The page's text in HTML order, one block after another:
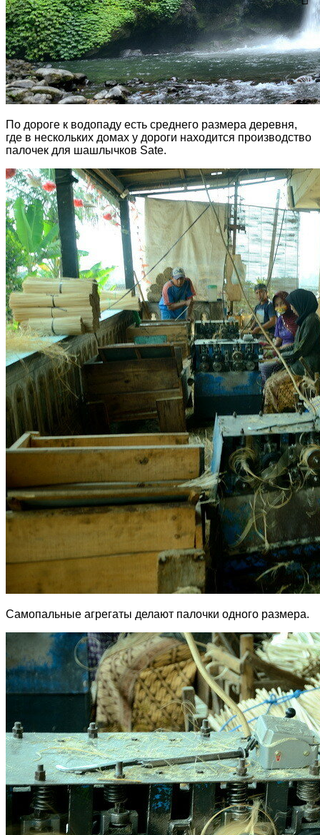
По дороге к водопаду есть среднего размера деревня,
где в нескольких домах у дороги находится производство
палочек для шашлычков Sate.
Самопальные агрегаты делают палочки одного размера.